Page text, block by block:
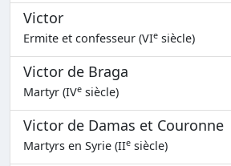
Victor
Ermite et confesseur (VIe siècle)
Victor de Braga
Martyr (IVe siècle)
Victor de Damas et Couronne
Martyrs en Syrie (IIe siècle)